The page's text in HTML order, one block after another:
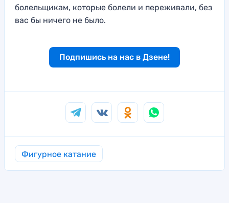
болельщикам, которые болели и переживали, без
вас бы ничего не было.
Подпишись на нас в Дзене!
Фигурное катание